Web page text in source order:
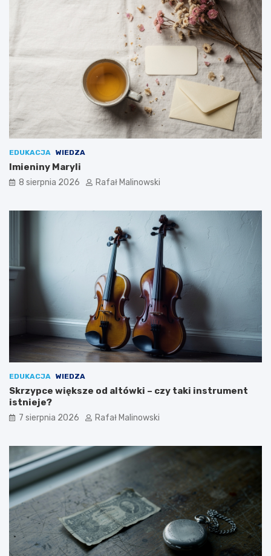
EDUKACJA WIEDZA
Imieniny Maryli
8 sierpnia 2026 Rafał Malinowski
EDUKACJA WIEDZA
Skrzypce większe od altówki – czy taki instrument
istnieje?
7 sierpnia 2026 Rafał Malinowski